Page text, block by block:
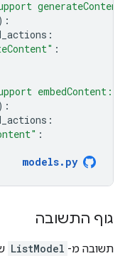
:
:
embedContent:
:
:
models. py
גוף התשובה
תשובה מ- ListModel